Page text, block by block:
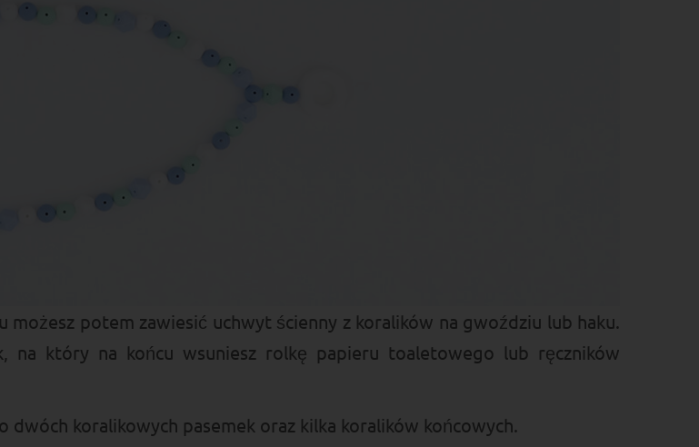
możesz potem zawiesić uchwyt ścienny z koralików na gwoździu lub haku.
na który na końcu wsuniesz rolkę papieru toaletowego lub ręczników
koralikowych pasemek oraz kilka koralików końcowych.